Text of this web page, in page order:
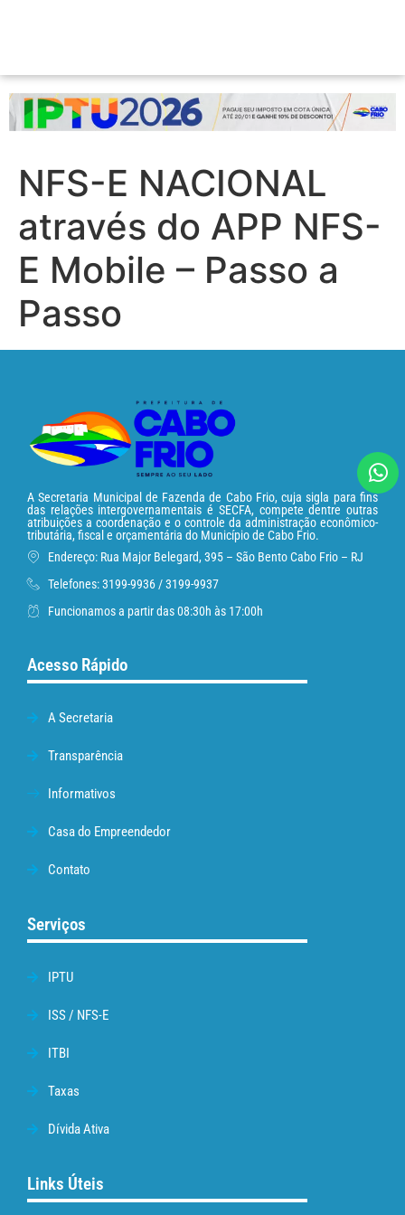
NFS-E NACIONAL
através do APP NFS-
E Mobile – Passo a
Passo
A Secretaria Municipal de Fazenda de Cabo Frio, cuja sigla para fins
das relações intergovernamentais é SECFA, compete dentre outras
atribuições a coordenação e o controle da administração econômico-
tributária, fiscal e orçamentária do Município de Cabo Frio.
Endereço: Rua Major Belegard, 395 – São Bento Cabo Frio – RJ
Telefones: 3199-9936 / 3199-9937
Funcionamos a partir das 08:30h às 17:00h
Acesso Rápido
A Secretaria
Transparência
Informativos
Casa do Empreendedor
Contato
Serviços
IPTU
ISS / NFS-E
ITBI
Taxas
Dívida Ativa
Links Úteis